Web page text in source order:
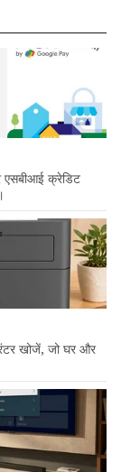
क्रेडिट
खोजें, जो घर और